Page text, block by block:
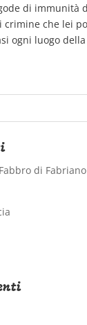
di immunità
che lei
ogni luogo
di Fabriano